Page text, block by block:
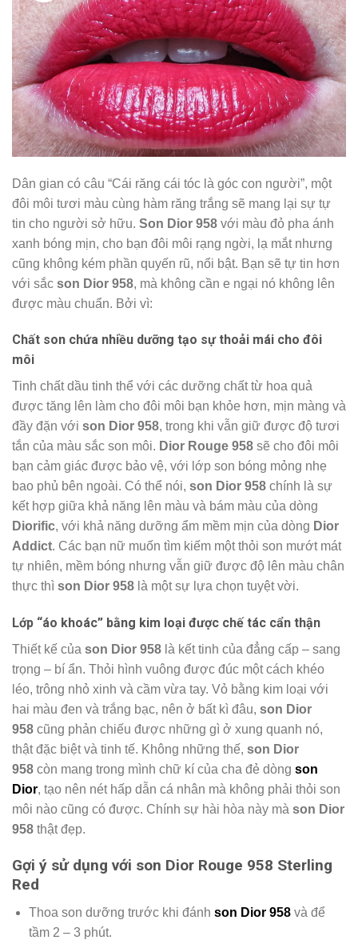
Dân gian có câu “Cái răng cái tóc là góc con người”, một
đôi môi tươi màu cùng hàm răng trắng sẽ mang lại sự tự
tin cho người sở hữu. Son Dior 958 với màu đỏ pha ánh
xanh bóng mịn, cho bạn đôi môi rạng ngời, lạ mắt nhưng
cũng không kém phần quyến rũ, nổi bật. Bạn sẽ tự tin hơn
với sắc son Dior 958, mà không cần e ngại nó không lên
được màu chuẩn. Bởi vì:
Chất son chứa nhiều dưỡng tạo sự thoải mái cho đôi
môi
Tinh chất dầu tinh thể với các dưỡng chất từ hoa quả
được tăng lên làm cho đôi môi bạn khỏe hơn, mịn màng và
đầy đặn với son Dior 958, trong khi vẫn giữ được độ tươi
tắn của màu sắc son môi. Dior Rouge 958 sẽ cho đôi môi
bạn cảm giác được bảo vệ, với lớp son bóng mỏng nhẹ
bao phủ bên ngoài. Có thể nói, son Dior 958 chính là sự
kết hợp giữa khả năng lên màu và bám màu của dòng
Diorific, với khả năng dưỡng ẩm mềm mịn của dòng Dior
Addict. Các bạn nữ muốn tìm kiếm một thỏi son mướt mát
tự nhiên, mềm bóng nhưng vẫn giữ được độ lên màu chân
thực thì son Dior 958 là một sự lựa chọn tuyệt vời.
Lớp “áo khoác” bằng kim loại được chế tác cẩn thận
Thiết kế của son Dior 958 là kết tinh của đẳng cấp – sang
trọng – bí ẩn. Thỏi hình vuông được đúc một cách khéo
léo, trông nhỏ xinh và cầm vừa tay. Vỏ bằng kim loại với
hai màu đen và trắng bạc, nên ở bất kì đâu, son Dior
958 cũng phản chiếu được những gì ở xung quanh nó,
thật đặc biệt và tinh tế. Không những thế, son Dior
958 còn mang trong mình chữ kí của cha đẻ dòng son
Dior, tạo nên nét hấp dẫn cá nhân mà không phải thỏi son
môi nào cũng có được. Chính sự hài hòa này mà son Dior
958 thật đẹp.
Gợi ý sử dụng với son Dior Rouge 958 Sterling
Red
Thoa son dưỡng trước khi đánh son Dior 958và để
tầm 2 – 3 phút.